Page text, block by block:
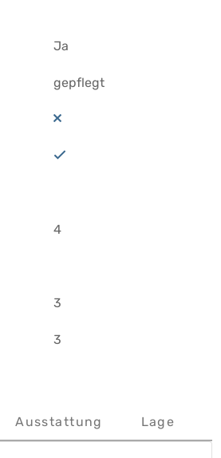
Ja
gepflegt
4
3
3
Ausstattung Lage